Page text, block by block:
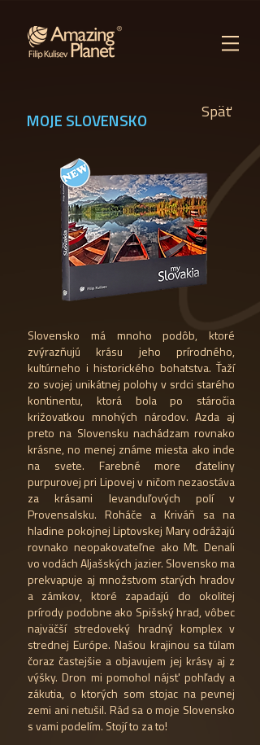
MOJE SLOVENSKO Späť
Slovensko má mnoho podôb, ktoré
zvýrazňujú krásu jeho prírodného,
kultúrneho i historického bohatstva. Ťaží
zo svojej unikátnej polohy v srdci starého
kontinentu, ktorá bola po stáročia
križovatkou mnohých národov. Azda aj
preto na Slovensku nachádzam rovnako
krásne, no menej známe miesta ako inde
na svete. Farebné more ďateliny
purpurovej pri Lipovej v ničom nezaostáva
za krásami levanduľových polí v
Provensalsku. Roháče a Kriváň sa na
hladine pokojnej Liptovskej Mary odrážajú
rovnako neopakovateľne ako Mt. Denali
vo vodách Aljašských jazier. Slovensko ma
prekvapuje aj množstvom starých hradov
a zámkov, ktoré zapadajú do okolitej
prírody podobne ako Spišský hrad, vôbec
najväčší stredoveký hradný komplex v
strednej Európe. Našou krajinou sa túlam
čoraz častejšie a objavujem jej krásy aj z
výšky. Dron mi pomohol nájsť pohľady a
zákutia, o ktorých som stojac na pevnej
zemi ani netušil. Rád sa o moje Slovensko
s vami podelím. Stojí to za to!